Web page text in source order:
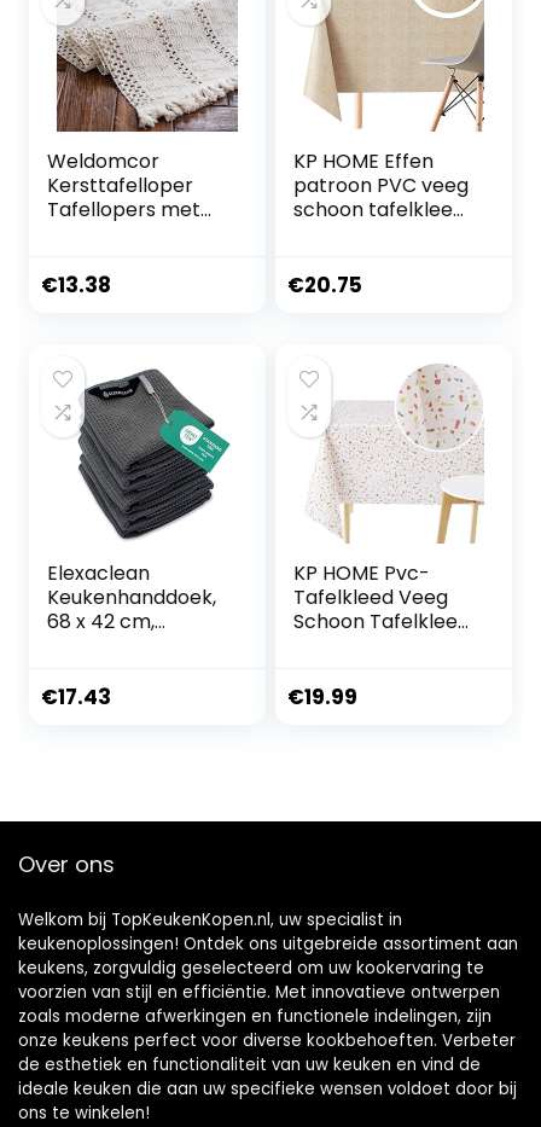
Weldomcor
Kersttafelloper
Tafellopers met
Zwart Goud
Boerderij Winter
Party
€13.38
KP HOME Effen
patroon PVC veeg
schoon tafelkleed
€20.75
Elexaclean
Keukenhanddoek,
68 x 42 cm,
wafelhanddoeken
€17.43
KP HOME Pvc-
Tafelkleed Veeg
Schoon Tafelkleed
€19.99
Over ons
Welkom bij TopKeukenKopen.nl, uw specialist in
keukenoplossingen! Ontdek ons uitgebreide assortiment aan
keukens, zorgvuldig geselecteerd om uw kookervaring te
voorzien van stijl en efficiëntie. Met innovatieve ontwerpen
zoals moderne afwerkingen en functionele indelingen, zijn
onze keukens perfect voor diverse kookbehoeften. Verbeter
de esthetiek en functionaliteit van uw keuken en vind de
ideale keuken die aan uw specifieke wensen voldoet door bij
ons te winkelen!